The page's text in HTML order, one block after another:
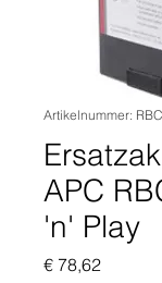
Artikelnummer:
APC
'n' Play
€ 78,62Preis